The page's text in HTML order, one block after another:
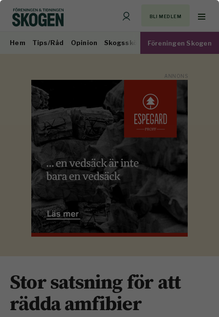
BLI MEDLEM
Hem Tips/Råd Opinion Skogsskötsel Virkesmarknad
Föreningen Skogen
Stor satsning för att
rädda amfibier